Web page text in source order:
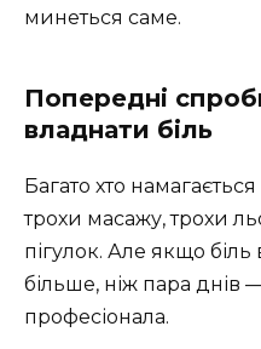
минеться саме.
Попередні
владнати біль
Багато хто
трохи масажу, трохи
пігулок. Але якщо біль
більше, ніж пара днів
професіонала.